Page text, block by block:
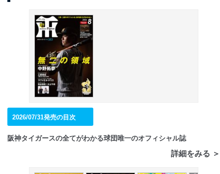
2026/07/31発売の目次
阪神タイガースの全てがわかる球団唯一のオフィシャル誌
詳細をみる ＞